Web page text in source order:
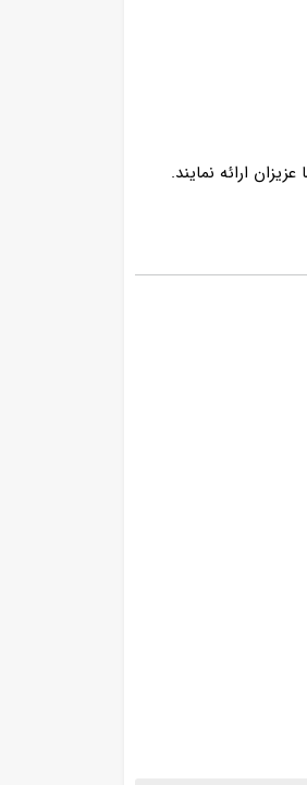
ارائه نمایند.